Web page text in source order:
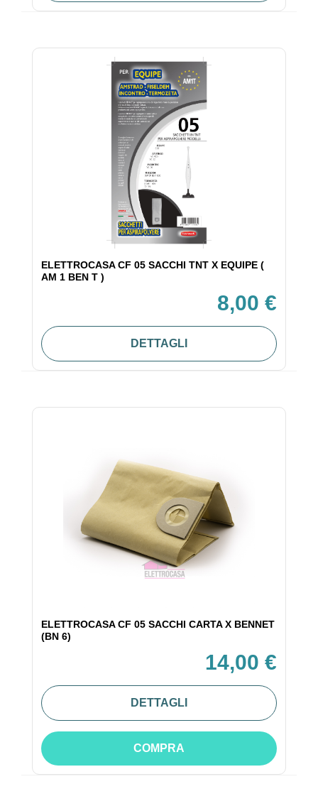
ELETTROCASA CF 05 SACCHI TNT X EQUIPE (
AM 1 BEN T )
8,00 €
DETTAGLI
ELETTROCASA CF 05 SACCHI CARTA X BENNET
(BN 6)
14,00 €
DETTAGLI
COMPRA